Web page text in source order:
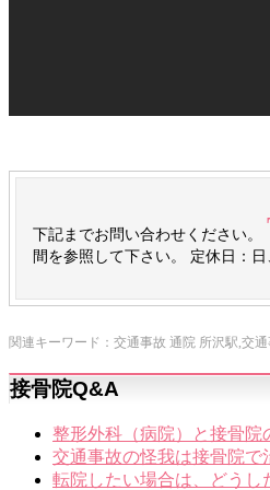
下記までお問い合わせください。
間を参照して下さい。
定休日：
関連キーワード：交通事故 通院 所沢駅,交
接骨院Q&A
整形外科（病院）と接骨院
交通事故の怪我は接骨院で
転院したい場合は、どう